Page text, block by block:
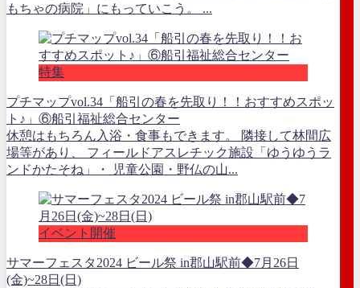
もちゃの病院」にもっていこう。 ...
特集
プチマップvol.34「船引の春を先取り！！おすすめスポッ
ト♪」⑥船引福祉総合センター
休憩はもちろん入浴・食事もできます。 隣接して林間広
場等があり、 フィールドアスレチック施設「ゆうゆうラ
ンドかたそね」・ 児童公園・野仏の山...
イベント開催
サマーフェスタ2024 ビール祭 in郡山駅前◆7月26日
(金)~28日(日)